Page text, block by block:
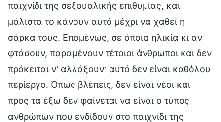
παιχνίδι της σεξουαλικής επιθυμίας, και
μάλιστα το κάνουν αυτό μέχρι να χαθεί η
σάρκα τους. Επομένως, σε όποια ηλικία κι αν
φτάσουν, παραμένουν τέτοιοι άνθρωποι και δεν
πρόκειται ν’ αλλάξουν· αυτό δεν είναι καθόλου
περίεργο. Όπως βλέπεις, δεν είναι νέοι και
προς τα έξω δεν φαίνεται να είναι ο τύπος
ανθρώπων που ενδίδουν στο παιχνίδι της